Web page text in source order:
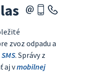
zvoz odpadu a
SMS. Správy z
aj vmobilnej